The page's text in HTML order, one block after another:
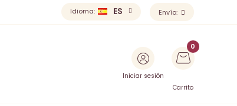
Idioma: ES Envío:
Iniciar sesión
Carrito